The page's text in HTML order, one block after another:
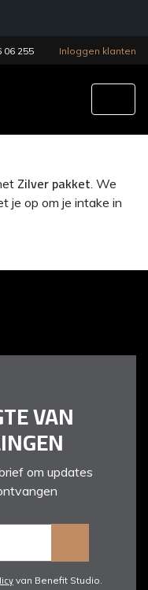
06 255 Inloggen klanten
Zilver pakket . We
je op om je intake in
VAN
om updates
van Benefit Studio.